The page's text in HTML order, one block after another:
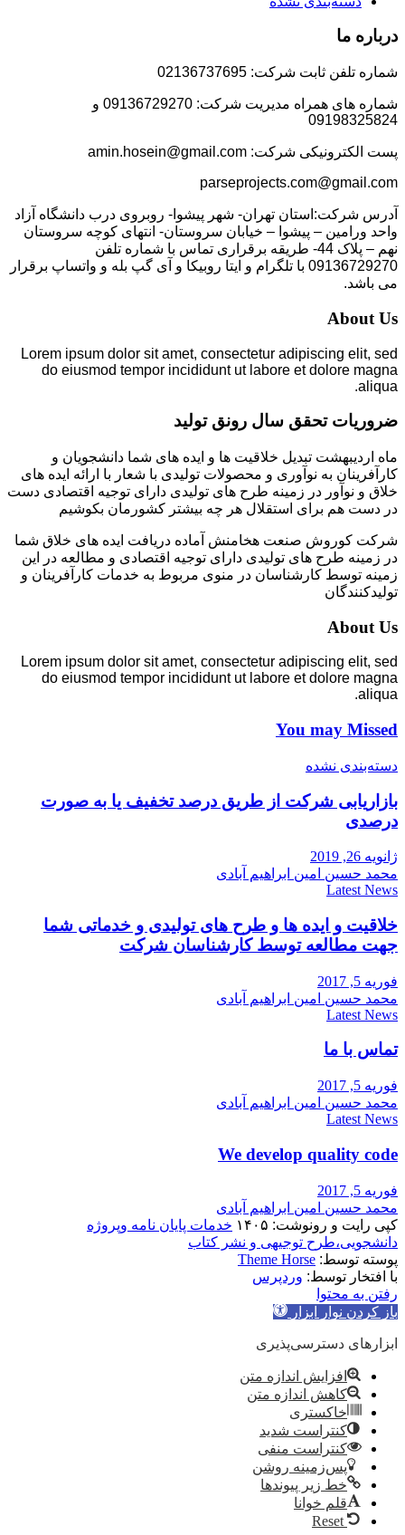
درباره ما
شماره تلفن ثابت شرکت: 02136737695
شماره های همراه مدیریت شرکت: 09136729270 و
09198325824
پست الکترونیکی شرکت: amin.hosein@gmail.com
parseprojects.com@gmail.com
آدرس شرکت:استان تهران- شهر پیشوا- روبروی درب دانشگاه آزاد
واحد ورامین – پیشوا – خیابان سروستان- انتهای کوچه سروستان
نهم – پلاک 44- طریقه برقراری تماس با شماره تلفن
09136729270 با تلگرام و ایتا روبیکا و آی گپ بله و واتساپ برقرار
می باشد.
About Us
Lorem ipsum dolor sit amet, consectetur adipiscing elit, sed
do eiusmod tempor incididunt ut labore et dolore magna
aliqua.
ضروریات تحقق سال رونق تولید
ماه اردیبهشت تبدیل خلاقیت ها و ایده های شما دانشجویان و
کارآفرینان به نوآوری و محصولات تولیدی با شعار با ارائه ایده های
خلاق و نوآور در زمینه طرح های تولیدی دارای توجیه اقتصادی دست
در دست هم برای استقلال هر چه بیشتر کشورمان بکوشیم
شرکت کوروش صنعت هخامنش آماده دریافت ایده های خلاق شما
در زمینه طرح های تولیدی دارای توجیه اقتصادی و مطالعه در این
زمینه توسط کارشناسان در منوی مربوط به خدمات کارآفرینان و
تولیدکنندگان
About Us
Lorem ipsum dolor sit amet, consectetur adipiscing elit, sed
do eiusmod tempor incididunt ut labore et dolore magna
aliqua.
You may Missed
دسته‌بندی نشده
بازاریابی شرکت از طریق درصد تخفیف یا به صورت
درصدی
ژانویه 26, 2019
محمد حسین امین ابراهیم آبادی
Latest News
خلاقیت و ایده ها و طرح های تولیدی و خدماتی شما
جهت مطالعه توسط کارشناسان شرکت
فوریه 5, 2017
محمد حسین امین ابراهیم آبادی
Latest News
تماس با ما
فوریه 5, 2017
محمد حسین امین ابراهیم آبادی
Latest News
We develop quality code
فوریه 5, 2017
محمد حسین امین ابراهیم آبادی
کپی رایت و رونوشت: ۱۴۰۵
خدمات پایان نامه وپروژه
دانشجویی،طرح توجیهی و نشر کتاب
پوسته توسط: Theme Horse
با افتخار توسط: وردپرس
رفتن به محتوا
باز کردن نوار ابزار
ابزارهای دسترسی‌پذیری
افزایش اندازه متن
کاهش اندازه متن
خاکستری
کنتراست شدید
کنتراست منفی
پس‌زمینه روشن
خط زیر پیوندها
قلم خوانا
Reset